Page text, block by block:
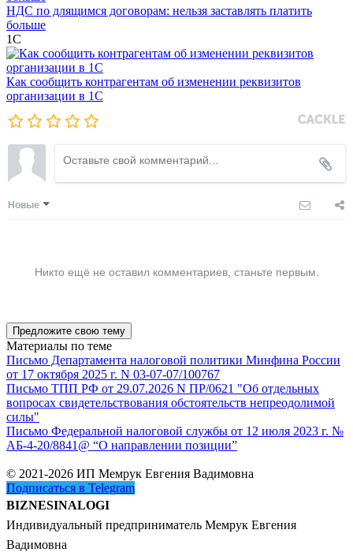
НДС по длящимся договорам: нельзя заставлять платить
больше
1С
Как сообщить контрагентам об изменении реквизитов
организации в 1C
Новые
Никто ещё не оставил комментариев, станьте первым.
Предложите свою тему
Материалы по теме
Письмо Департамента налоговой политики Минфина России
от 17 октября 2025 г. N 03-07-07/100767
Письмо ТПП РФ от 29.07.2026 N ПР/0621 "Об отдельных
вопросах свидетельствования обстоятельств непреодолимой
силы"
Письмо Федеральной налоговой службы от 12 июля 2023 г. №
АБ-4-20/8841@ “О направлении позиции”
© 2021-2026 ИП Мемрук Евгения Вадимовна
Подписаться в Telegram
BIZNESINALOGI
Индивидуальный предприниматель Мемрук Евгения
Вадимовна